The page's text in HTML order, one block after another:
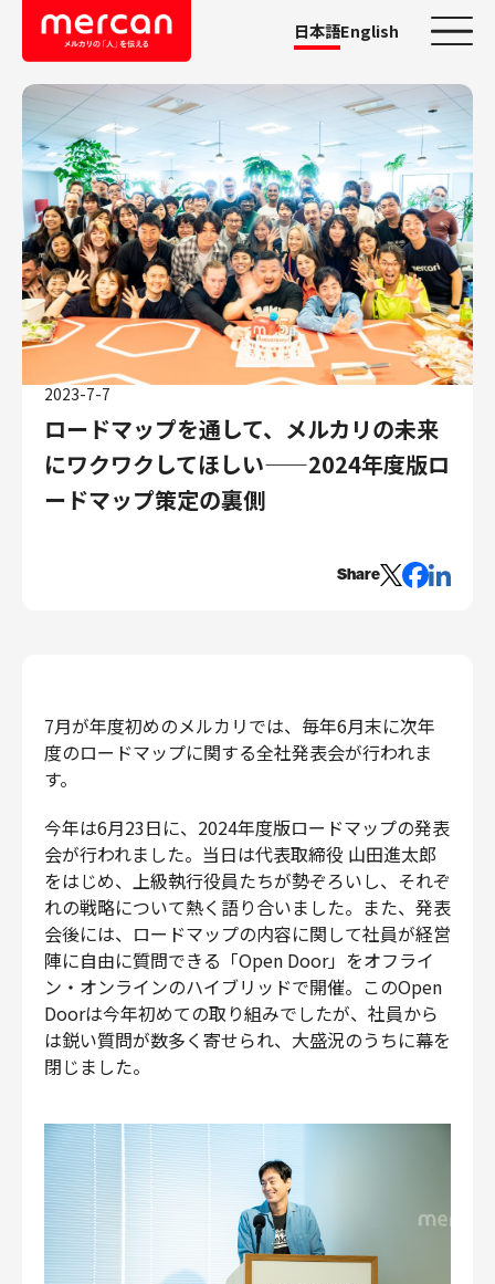
日本語English
カテゴリーから探す
会社・事業
鹿島アントラーズ
Ads
メルカリ
メルペイ
メルコイン
メルカリShops
メルカリR4Dラボ
AI/LLM
職種
エンジニアリング
事業開発
カスタマーサービス
営業
マーケティング・PR
プロダクトマネジメント
データアナリティクス
プロダクトデザイン
クリエイティブ
コーポレート
財務・経理
内部監査・リスク
法務
セキュリティ・プライバシー
募集中の求人一覧
2023-7-7
ロードマップを通して、メルカリの未来
にワクワクしてほしい——2024年度版ロ
ードマップ策定の裏側
Share
7月が年度初めのメルカリでは、毎年6月末に次年
度のロードマップに関する全社発表会が行われま
す。
今年は6月23日に、2024年度版ロードマップの発表
会が行われました。当日は代表取締役 山田進太郎
をはじめ、上級執行役員たちが勢ぞろいし、それぞ
れの戦略について熱く語り合いました。また、発表
会後には、ロードマップの内容に関して社員が経営
陣に自由に質問できる「Open Door」をオフライ
ン・オンラインのハイブリッドで開催。このOpen
Doorは今年初めての取り組みでしたが、社員から
は鋭い質問が数多く寄せられ、大盛況のうちに幕を
閉じました。